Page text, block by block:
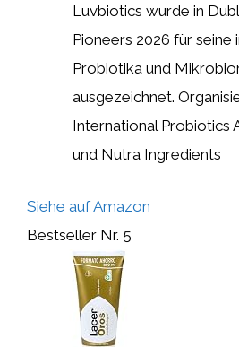
Luvbiotics wurde in
Pioneers 2026 für seine
Probiotika und
ausgezeichnet.
International Probiotics
und Nutra Ingredients
Siehe auf Amazon
Bestseller Nr. 5